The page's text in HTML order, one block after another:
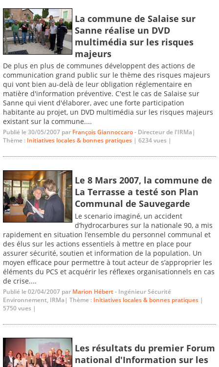
La commune de Salaise sur
Sanne réalise un DVD
multimédia sur les risques
majeurs
De plus en plus de communes développent des actions de
communication grand public sur le thème des risques majeurs
qui vont bien au-delà de leur obligation réglementaire en
matière d'information préventive. C'est le cas de Salaise sur
Sanne qui vient d'élaborer, avec une forte participation
habitante au projet, un DVD multimédia sur les risques majeurs
existant sur la commune....
Publié le 30/05/2007 par François Giannoccaro- Directeur de l'IRMa|
Thème : Initiatives locales & bonnes pratiques | 6234 vues |
Le 8 Mars 2007, la commune de
La Terrasse a testé son Plan
Communal de Sauvegarde
Le scenario imaginé, un accident
d’hydrocarbures sur la nationale 90, a mis
rapidement en situation l’ensemble du personnel communal et
des élus sur les actions essentiels à mettre en place pour
assurer sécurité, soutien et information de la population. Un
moyen efficace pour permettre à tout acteur de s’approprier les
éléments du PCS et acquérir les réflexes organisationnels en cas
de crise....
Publié le 02/04/2007 par Marion Hébert- Ingénieur Sécurité
Environnement, IRMa| Thème : Initiatives locales & bonnes pratiques |
5750 vues |
Les résultats du premier Forum
national d'Information sur les